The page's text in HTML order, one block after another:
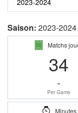
Saison: 2023-2024
Matchs
34
-
Per Game
Minutes